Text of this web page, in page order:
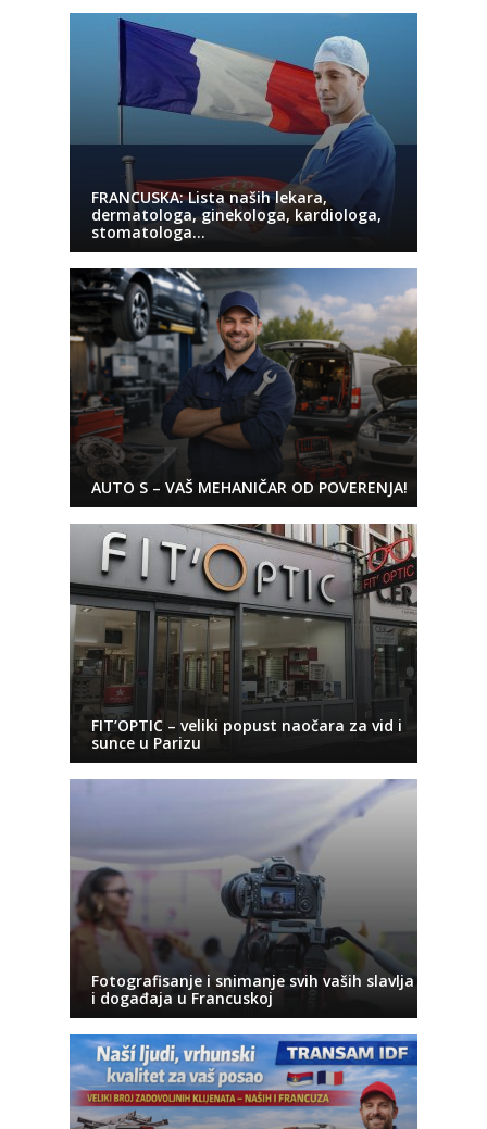
FRANCUSKA: Lista naših lekara,
dermatologa, ginekologa, kardiologa,
stomatologa…
AUTO S – VAŠ MEHANIČAR OD POVERENJA!
FIT’OPTIC – veliki popust naočara za vid i
sunce u Parizu
Fotografisanje i snimanje svih vaših slavlja
i događaja u Francuskoj